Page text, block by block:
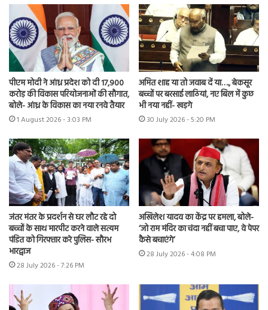
पीएम मोदी ने आंध्र प्रदेश को दी 17,900
करोड़ की विकास परियोजनाओं की सौगात,
बोले- आंध्र के विकास का नया रनवे तैयार
1 August 2026 - 3:03 PM
अमित शाह या तो जवाब दें या…., बेकसूर
बच्चों पर बरसाई लाठियां, नए बिल में कुछ
भी नया नहीं- खड़गे
30 July 2026 - 5:20 PM
जंतर मंतर के प्रदर्शन से घर लौट रहे दो
बच्चों के साथ मारपीट करने वाले सत्यम
पंडित को गिरफ्तार करे पुलिस- सौरभ
भारद्वाज
28 July 2026 - 7:26 PM
अखिलेश यादव का केंद्र पर हमला, बोले-
‘जो राम मंदिर का चंदा नहीं बचा पाए, वे पेपर
कैसे बचाएंगे’
28 July 2026 - 4:08 PM